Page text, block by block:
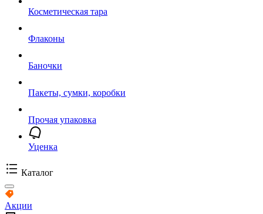
Косметическая тара
Флаконы
Баночки
Пакеты, сумки, коробки
Прочая упаковка
Уценка
Каталог
Акции